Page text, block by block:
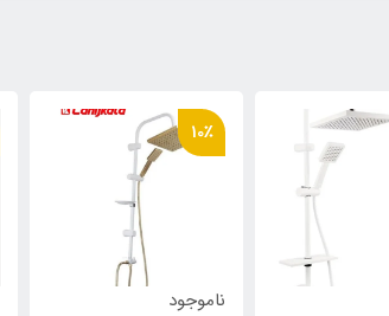
10٪
ناموجود